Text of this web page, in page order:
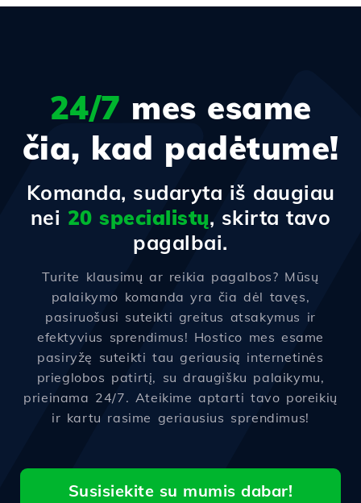
24/7 mes esame
čia, kad padėtume!
Komanda, sudaryta iš daugiau
nei 20 specialistų, skirta tavo
pagalbai.
Turite klausimų ar reikia pagalbos? Mūsų
palaikymo komanda yra čia dėl tavęs,
pasiruošusi suteikti greitus atsakymus ir
efektyvius sprendimus! Hostico mes esame
pasiryžę suteikti tau geriausią internetinės
prieglobos patirtį, su draugišku palaikymu,
prieinama 24/7. Ateikime aptarti tavo poreikių
ir kartu rasime geriausius sprendimus!
Susisiekite su mumis dabar!